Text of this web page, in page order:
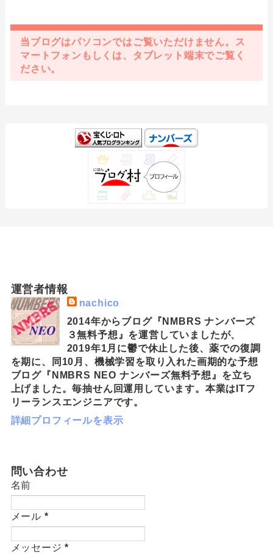
当ブログはパソコンではご覧いただけません。ス
マートフォンもしくは、タブレット端末でご覧く
ださい。
運営者情報
nachico
2014年からブログ『NMBRS ナンバーズ
３無料予想』を運営していましたが、
2019年1月に鬱で休止した後、薬での復調
を期に、同10月、機械学習を取り入れた画期的な予想
ブログ『NMBRS NEO ナンバーズ無料予想』を立ち
上げました。毎抽せん回運用しています。本業はITフ
リーランスエンジニアです。
詳細プロフィールを表示
問い合わせ
名前
メール *
メッセージ*